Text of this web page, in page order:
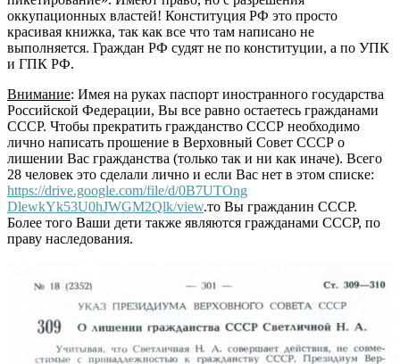
оккупационных властей! Конституция РФ это просто
красивая книжка, так как все что там написано не
выполняется. Граждан РФ судят не по конституции, а по УПК
и ГПК РФ.
Внимание: Имея на руках паспорт иностранного государства
Российской Федерации, Вы все равно остаетесь гражданами
СССР. Чтобы прекратить гражданство СССР необходимо
лично написать прошение в Верховный Совет СССР о
лишении Вас гражданства (только так и ни как иначе). Всего
28 человек это сделали лично и если Вас нет в этом списке:
https://drive.google.com/file/d/0B7UTOng
DlewkYk53U0hJWGM2Qlk/view.то Вы гражданин СССР.
Более того Ваши дети также являются гражданами СССР, по
праву наследования.